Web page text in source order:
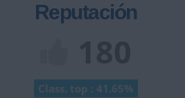
Reputación
Class. top : 41.65%